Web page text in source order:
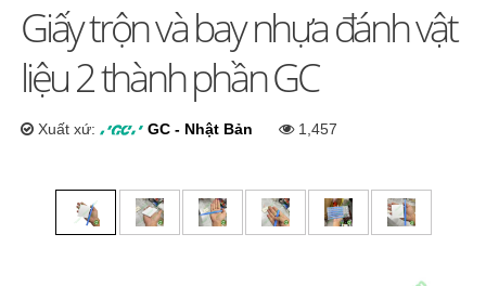
Giấy trộn và bay nhựa đánh vật
liệu 2 thành phần GC
Xuất xứ: GC - Nhật Bản 1,457